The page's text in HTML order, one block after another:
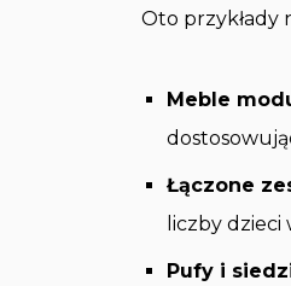
Oto przykłady
Meble
Łączone
liczby dzieci
Pufy i